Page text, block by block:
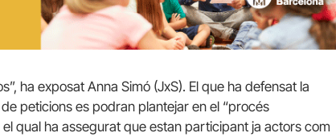
ha exposat Anna Simó (JxS). El que ha defensat la
peticions es podran plantejar en el “procés
qual ha assegurat que estan participant ja actors com